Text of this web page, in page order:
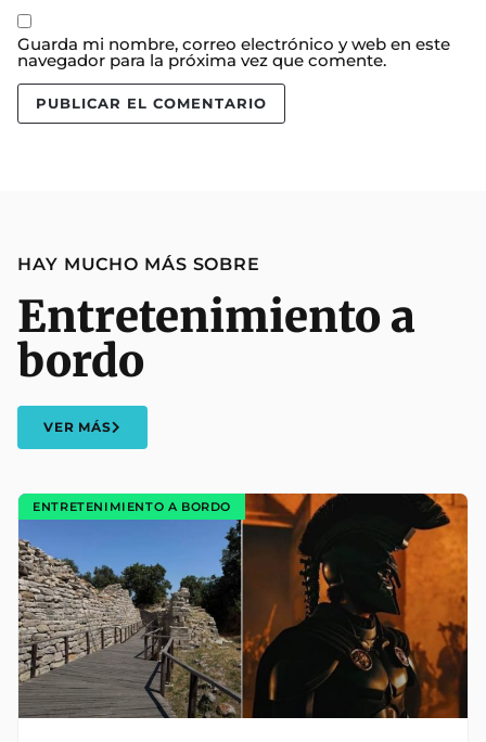
Guarda mi nombre, correo electrónico y web en este
navegador para la próxima vez que comente.
HAY MUCHO MÁS SOBRE
Entretenimiento a
bordo
VER MÁS
ENTRETENIMIENTO A BORDO